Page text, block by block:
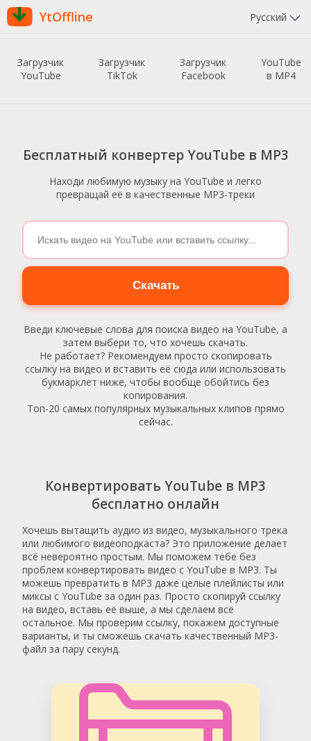
YtOffline Русский
Загрузчик
YouTube
Загрузчик
TikTok
Загрузчик
Facebook
YouTube
в MP4
Бесплатный конвертер YouTube в MP3
Находи любимую музыку на YouTube и легко
превращай её в качественные MP3-треки
Скачать
Введи ключевые слова для поиска видео на YouTube, а
затем выбери то, что хочешь скачать.
Не работает? Рекомендуем просто скопировать
ссылку на видео и вставить её сюда или использовать
букмарклет ниже, чтобы вообще обойтись без
копирования.
Топ-20 самых популярных музыкальных клипов прямо
сейчас.
Конвертировать YouTube в MP3
бесплатно онлайн
Хочешь вытащить аудио из видео, музыкального трека
или любимого видеоподкаста? Это приложение делает
всё невероятно простым. Мы поможем тебе без
проблем конвертировать видео с YouTube в MP3. Ты
можешь превратить в MP3 даже целые плейлисты или
миксы с YouTube за один раз. Просто скопируй ссылку
на видео, вставь её выше, а мы сделаем всё
остальное. Мы проверим ссылку, покажем доступные
варианты, и ты сможешь скачать качественный MP3-
файл за пару секунд.